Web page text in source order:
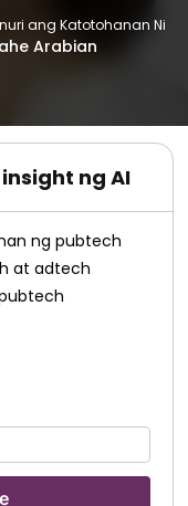
ang Katotohanan Ni
Arabian
ng AI
ng pubtech
at adtech